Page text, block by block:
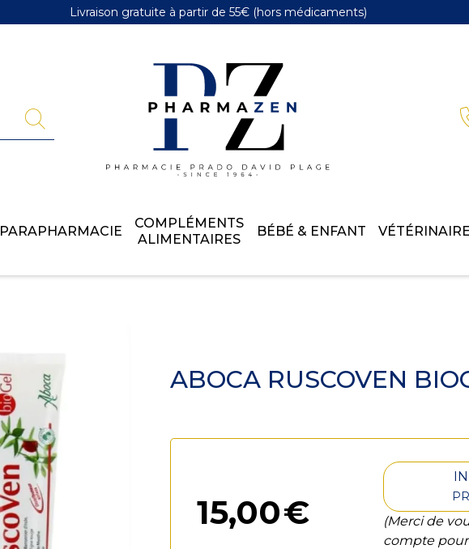
Livraison gratuite à partir de 55€(hors médicaments)
PARAPHARMACIE
COMPLÉMENTS
ALIMENTAIRES
BÉBÉ & ENFANT VÉTÉRINAIRE
ABOCA RUSCOVEN
15,00€
(Merci de
compte